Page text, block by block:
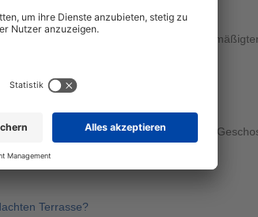
"Satteldach"?
anzutreffende Dachform in kalten und
die...
individualisieren?
als 70 Haustypen in den Kategorien 1,5-
Terrasse?